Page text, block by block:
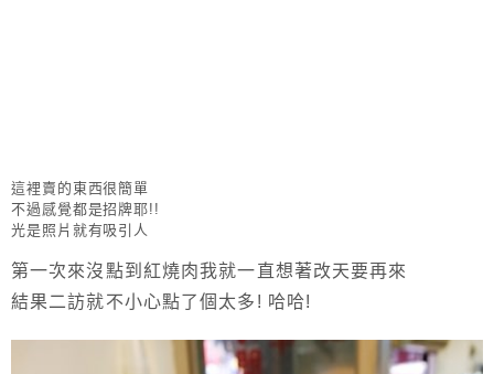
這裡賣的東西很簡單
不過感覺都是招牌耶!!
光是照片就有吸引人
第一次來沒點到紅燒肉我就一直想著改天要再來
結果二訪就不小心點了個太多! 哈哈!